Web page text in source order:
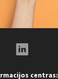
centras: